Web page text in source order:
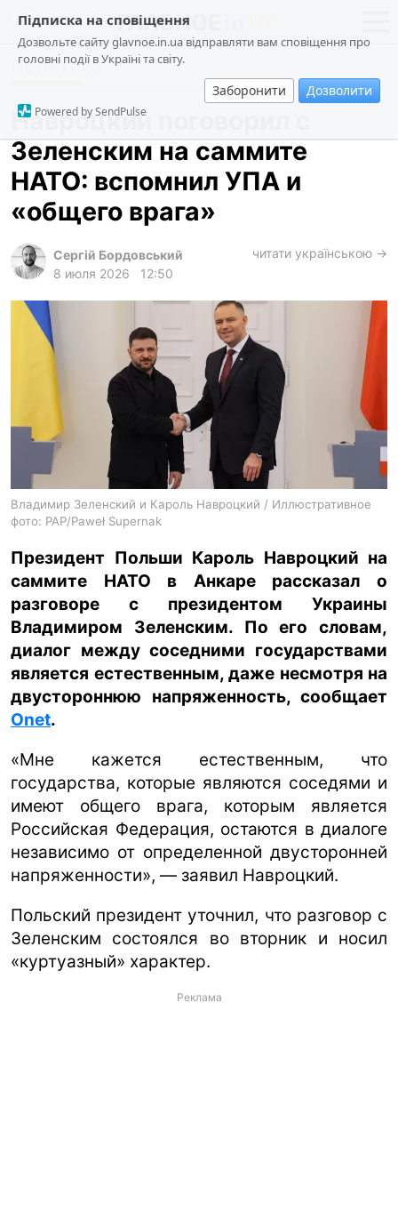
Підписка на сповіщення
Дозвольте сайту glavnoe.in.ua відправляти вам сповіщення про
головні події в Україні та світу.
Заборонити Дозволити
Powered by SendPulse
новости
о проекте
общество
происшествия
криминал
техно
харьков
архив
gambling
ua ru en
Политика
Навроцкий поговорил с
Зеленским на саммите
НАТО: вспомнил УПА и
«общего врага»
Сергій Бордовський
8 июля 2026
12:50
читати українською →
Владимир Зеленский и Кароль Навроцкий / Иллюстративное
фото: PAP/Paweł Supernak
Президент Польши Кароль Навроцкий на
саммите НАТО в Анкаре рассказал о
разговоре с президентом Украины
Владимиром Зеленским. По его словам,
диалог между соседними государствами
является естественным, даже несмотря на
двустороннюю напряженность, сообщает
Onet.
«Мне кажется естественным, что
государства, которые являются соседями и
имеют общего врага, которым является
Российская Федерация, остаются в диалоге
независимо от определенной двусторонней
напряженности», — заявил Навроцкий.
Польский президент уточнил, что разговор с
Зеленским состоялся во вторник и носил
«куртуазный» характер.
Реклама